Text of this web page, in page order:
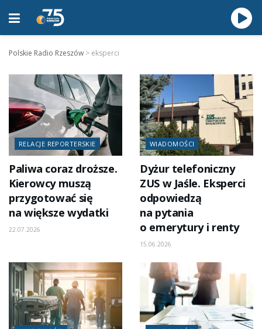
Polskie Radio Rzeszów > eksperci
RELACJE REPORTERSKIE
Paliwa coraz droższe.
Kierowcy muszą
przygotować się
na większe wydatki
22.07.2026
WIADOMOŚCI
Dyżur telefoniczny
ZUS w Jaśle. Eksperci
odpowiedzą
na pytania
o emerytury i renty
15.06.2026